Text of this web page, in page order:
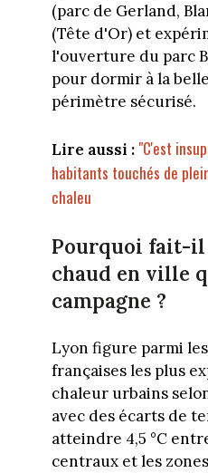
(parc de Gerland,
(Tête d'Or) et
l'ouverture du parc
pour dormir à la
périmètre sécurisé.
Lire aussi : "C'est
habitants touchés de
chaleu
Pourquoi fait-il
chaud en ville
campagne ?
Lyon figure parmi
françaises les plus
chaleur urbains
avec des écarts de
atteindre 4,5 °C
centraux et les